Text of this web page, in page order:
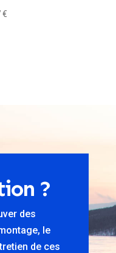
€
?
des
le
de ces